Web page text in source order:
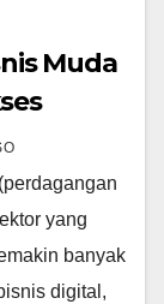
Muda
yang
banyak
digital,